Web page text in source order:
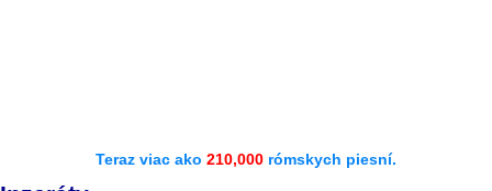
Teraz viac ako 210,000 rómskych piesní.